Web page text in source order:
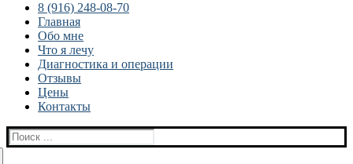
8 (916) 248-08-70
Главная
Обо мне
Что я лечу
Диагностика и операции
Отзывы
Цены
Контакты
Найти: